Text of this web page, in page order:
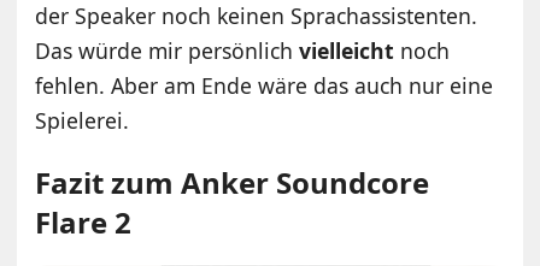
der Speaker noch keinen Sprachassistenten.
Das würde mir persönlichvielleicht noch
fehlen. Aber am Ende wäre das auch nur eine
Spielerei.
Fazit zum Anker Soundcore
Flare 2